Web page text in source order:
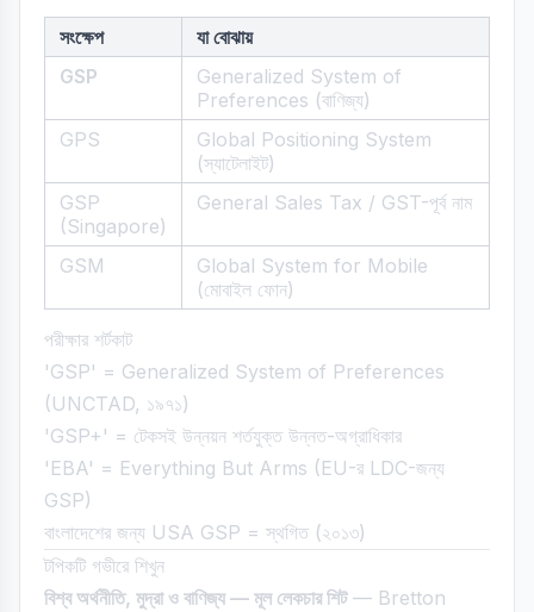
সংক্ষেপ
যা বোঝায়
GSP
Generalized System of
Preferences (বাণিজ্য)
GPS
Global Positioning System
(স্যাটেলাইট)
GSP
(Singapore)
General Sales Tax / GST-পূর্ব নাম
GSM
Global System for Mobile
(মোবাইল ফোন)
পরীক্ষার শর্টকাট
'GSP' = Generalized System of Preferences
(UNCTAD, ১৯৭১)
'GSP+' = টেকসই উন্নয়ন শর্তযুক্ত উন্নত-অগ্রাধিকার
'EBA' = Everything But Arms (EU-র LDC-জন্য
GSP)
বাংলাদেশের জন্য USA GSP = স্থগিত (২০১৩)
টপিকটি গভীরে শিখুন
বিশ্ব অর্থনীতি, মুদ্রা ও বাণিজ্য — মূল লেকচার শিট— Bretton